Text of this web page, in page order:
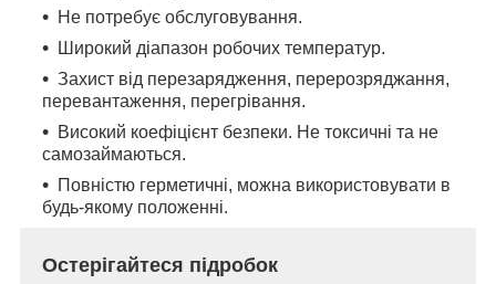
Не потребує обслуговування.
Широкий діапазон робочих температур.
Захист від перезарядження, перерозряджання,
перевантаження, перегрівання.
Високий коефіцієнт безпеки. Не токсичні та не
самозаймаються.
Повністю герметичні, можна використовувати в
будь-якому положенні.
Остерігайтеся підробок